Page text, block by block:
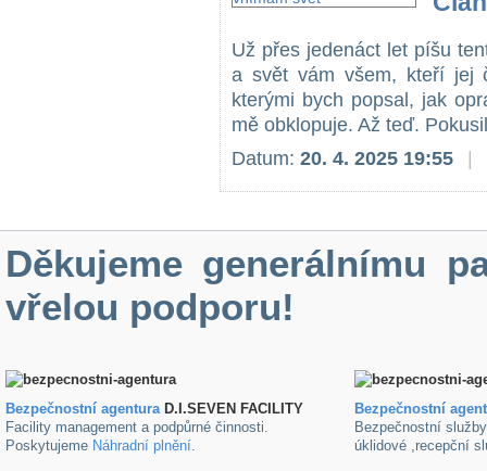
Už přes jedenáct let píšu
a svět vám všem, kteří jej
kterými bych popsal, jak
mě obklopuje. Až teď.
Datum: 20. 4. 2025 19:55
Děkujeme generálnímu
vřelou podporu!
Bezpečnostní agenturaD.I.SEVEN FACILITY
Facility management a podpůrné činnosti.
Poskytujeme Náhradní plnění.
Bezpečnostní
Bezpečnostní
úklidové ,recepční